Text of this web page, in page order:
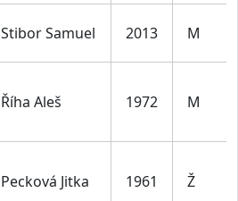
Stibor Samuel 2013 M
Říha Aleš 1972 M
Pecková Jitka 1961 Ž